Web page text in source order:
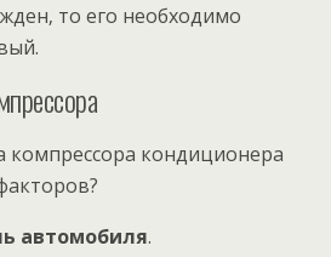
то его необходимо
компрессора кондиционера
автомобиля.